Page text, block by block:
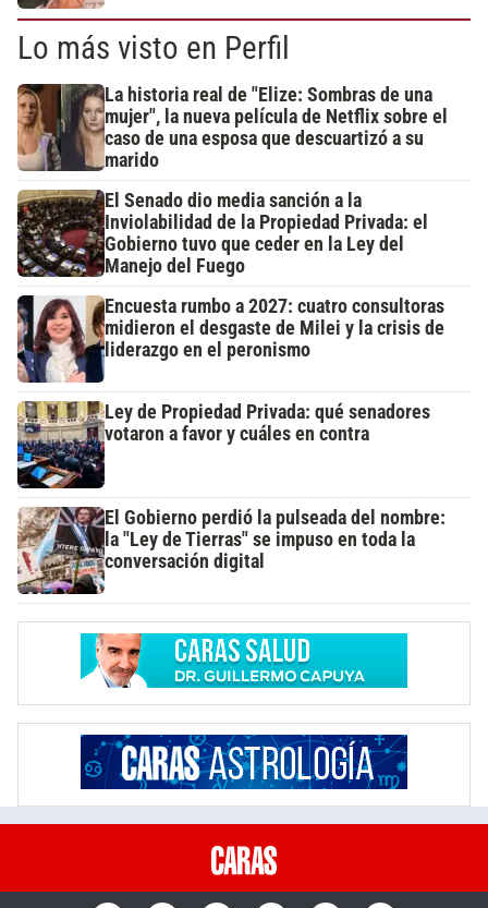
Lo más visto en Perfil
La historia real de "Elize: Sombras de una
mujer", la nueva película de Netflix sobre el
caso de una esposa que descuartizó a su
marido
El Senado dio media sanción a la
Inviolabilidad de la Propiedad Privada: el
Gobierno tuvo que ceder en la Ley del
Manejo del Fuego
Encuesta rumbo a 2027: cuatro consultoras
midieron el desgaste de Milei y la crisis de
liderazgo en el peronismo
Ley de Propiedad Privada: qué senadores
votaron a favor y cuáles en contra
El Gobierno perdió la pulseada del nombre:
la "Ley de Tierras" se impuso en toda la
conversación digital